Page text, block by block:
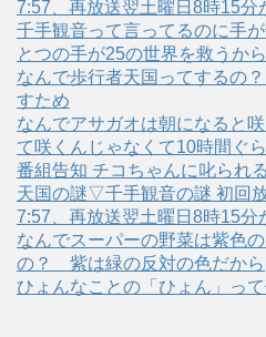
7:57、再放送翌土曜日8時15分
千手観音って言ってるのに手
とつの手が25の世界を救うから
なんで歩行者天国ってするの
すため
なんでアサガオは朝になると
て咲くんじゃなくて10時間ぐ
番組告知 チコちゃんに叱ら
天国の謎▽千手観音の謎 初回
7:57、再放送翌土曜日8時15分
なんでスーパーの野菜は紫色
の？ 紫は緑の反対の色だから
ひょんなことの「ひょん」っ